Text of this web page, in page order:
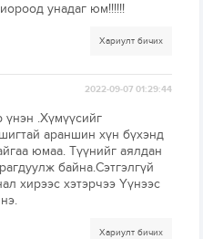
унадаг юм!!!!!!
Хариулт бичих
2022-09-07 01:29:44
үнэн .Хүмүүсийг
араншин хүн бүхэнд
юмаа. Түүнийг аялдан
байна.Сэтгэлгүй
хирээс хэтэрчээ Үүнээс
Хариулт бичих